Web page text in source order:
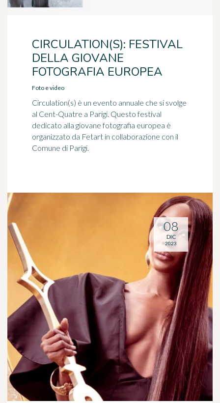
CIRCULATION(S): FESTIVAL
DELLA GIOVANE
FOTOGRAFIA EUROPEA
Foto e video
Circulation(s) è un evento annuale che si svolge
al Cent-Quatre a Parigi. Questo festival
dedicato alla giovane fotografia europea è
organizzato da Fetart in collaborazione con il
Comune di Parigi.
08
DIC
2023